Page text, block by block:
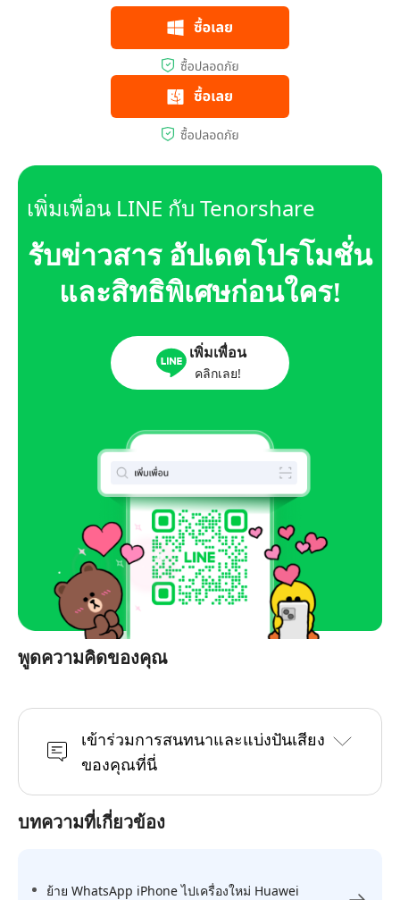
เพิ่มเพื่อน LINE กับ Tenorshare
รับข่าวสาร อัปเดตโปรโมชั่น
และสิทธิพิเศษก่อนใคร!
เพิ่มเพื่อน
คลิกเลย!
พูดความคิดของคุณ
เข้าร่วมการสนทนาและแบ่งปันเสียง
ของคุณที่นี่
บทความที่เกี่ยวข้อง
ย้าย WhatsApp iPhone ไปเครื่องใหม่ Huawei